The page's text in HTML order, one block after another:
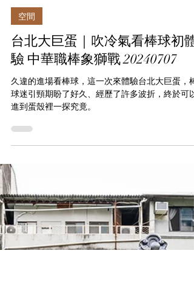
騏瑋 白
台北大巨蛋｜吹冷氣看棒球初體
驗 中華職棒象獅戰 20240707
久違的進場看棒球，這一次來體驗台北大巨蛋，棒